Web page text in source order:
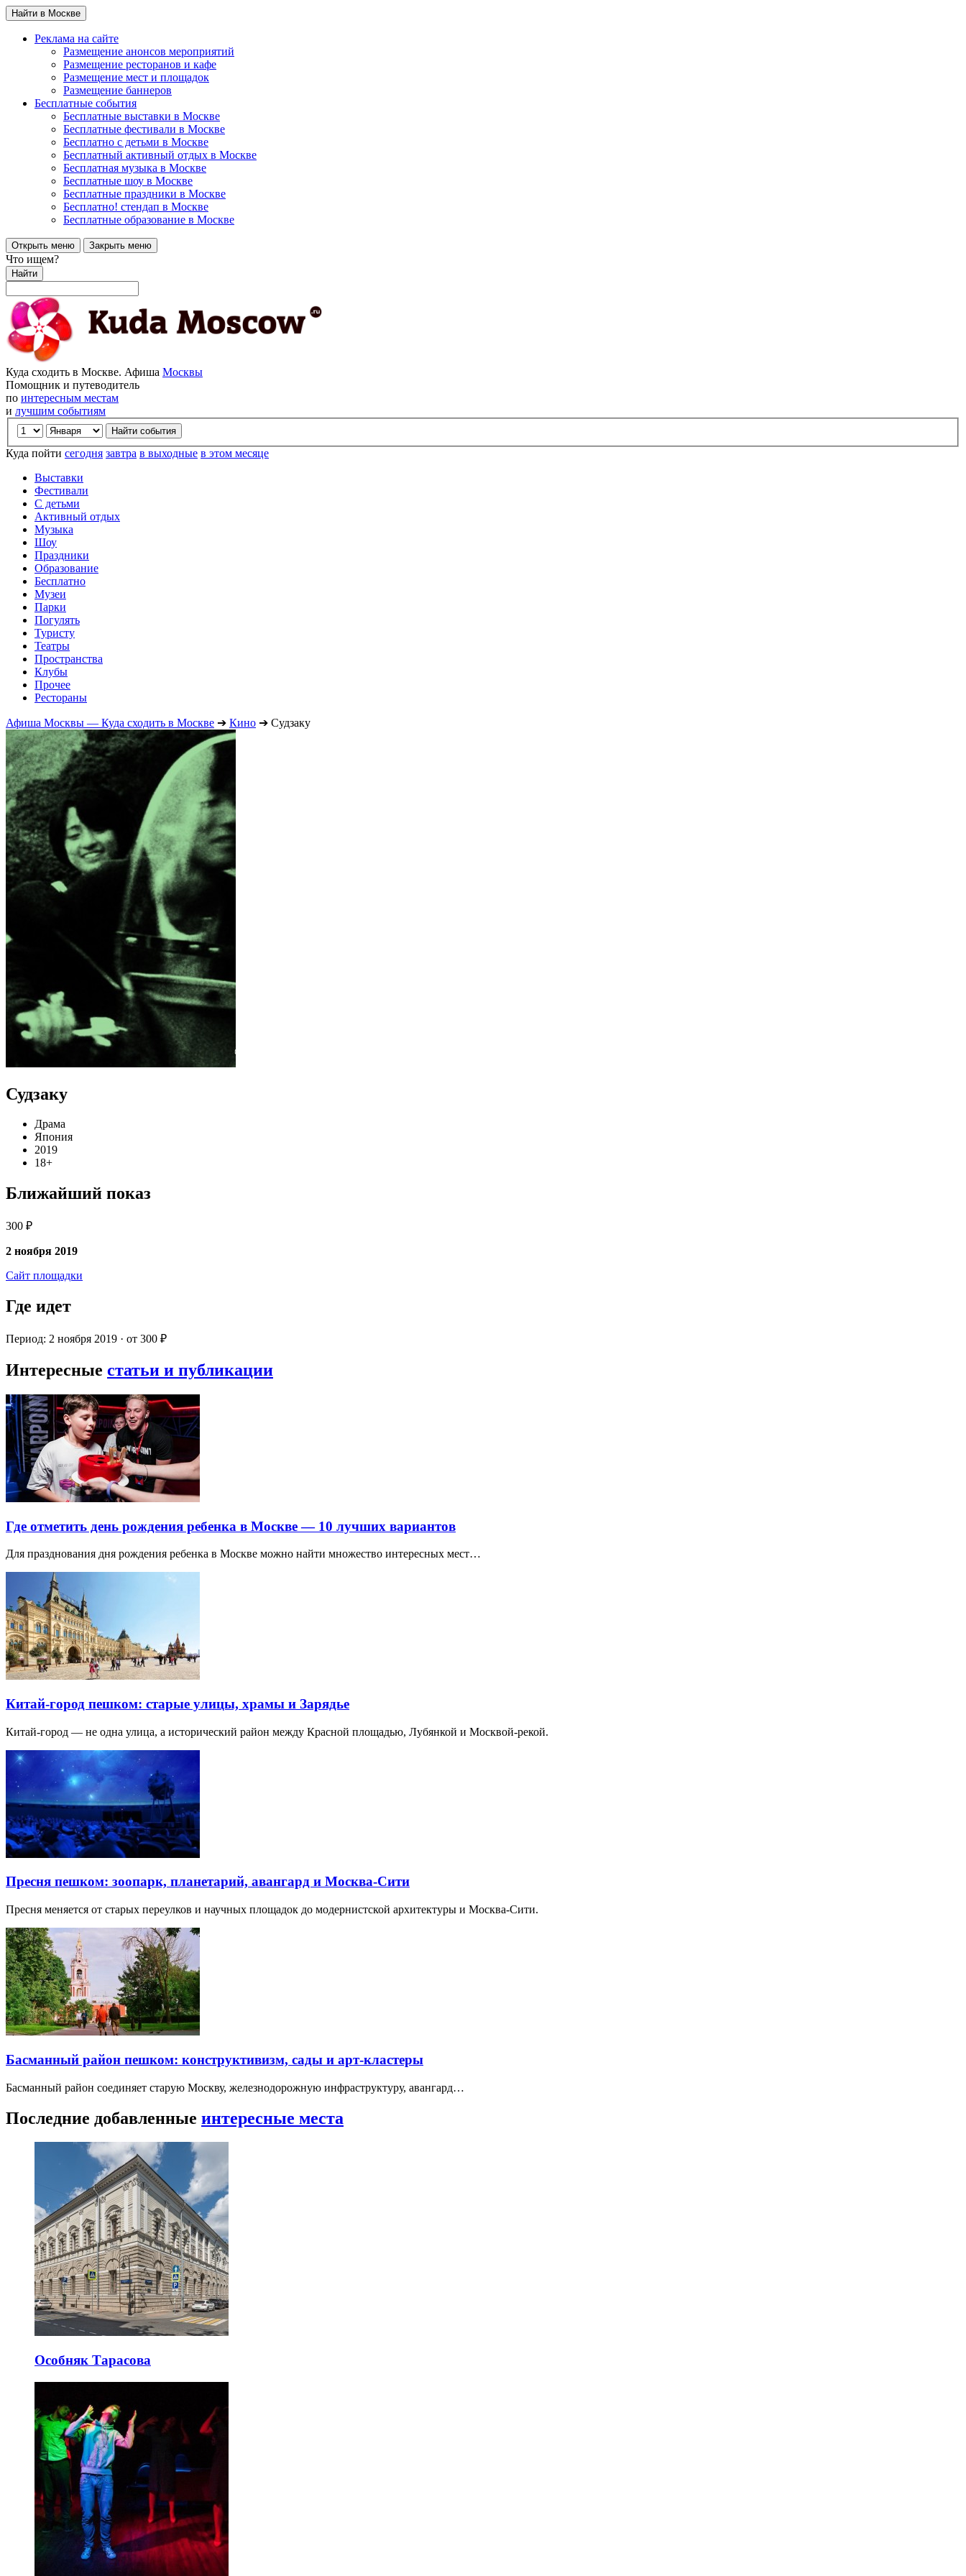
Найти в Москве
Реклама на сайте
Размещение анонсов мероприятий
Размещение ресторанов и кафе
Размещение мест и площадок
Размещение баннеров
Бесплатные события
Бесплатные выставки в Москве
Бесплатные фестивали в Москве
Бесплатно с детьми в Москве
Бесплатный активный отдых в Москве
Бесплатная музыка в Москве
Бесплатные шоу в Москве
Бесплатные праздники в Москве
Бесплатно! стендап в Москве
Бесплатные образование в Москве
Открыть меню Закрыть меню
Что ищем?
Найти
Куда сходить в Москве. Афиша Москвы
Помощник и путеводитель
по интересным местам
и лучшим событиям
Куда пойти сегодня завтра в выходные в этом месяце
Выставки
Фестивали
С детьми
Активный отдых
Музыка
Шоу
Праздники
Образование
Бесплатно
Музеи
Парки
Погулять
Туристу
Театры
Пространства
Клубы
Прочее
Рестораны
Афиша Москвы — Куда сходить в Москве ➔ Кино ➔ Судзаку
Судзаку
Драма
Япония
2019
18+
Ближайший показ
300 ₽
2 ноября 2019
Сайт площадки
Где идет
Период: 2 ноября 2019 · от 300 ₽
Интересные статьи и публикации
Где отметить день рождения ребенка в Москве — 10 лучших вариантов
Для празднования дня рождения ребенка в Москве можно найти множество интересных мест…
Китай-город пешком: старые улицы, храмы и Зарядье
Китай-город — не одна улица, а исторический район между Красной площадью, Лубянкой и Москвой-рекой.
Пресня пешком: зоопарк, планетарий, авангард и Москва-Сити
Пресня меняется от старых переулков и научных площадок до модернистской архитектуры и Москва-Сити.
Басманный район пешком: конструктивизм, сады и арт-кластеры
Басманный район соединяет старую Москву, железнодорожную инфраструктуру, авангард…
Последние добавленные интересные места
Особняк Тарасова